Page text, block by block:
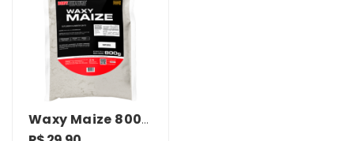
Waxy Maize 800g
Natural –